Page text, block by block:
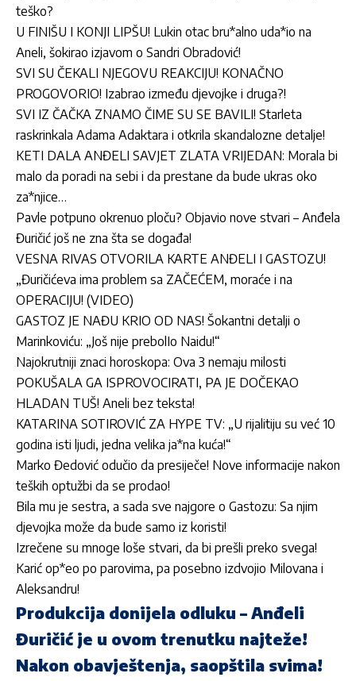
teško?
U FINIŠU I KONJI LIPŠU! Lukin otac bru*alno uda*io na
Aneli, šokirao izjavom o Sandri Obradović!
SVI SU ČEKALI NJEGOVU REAKCIJU! KONAČNO
PROGOVORIO! Izabrao između djevojke i druga?!
SVI IZ ČAČKA ZNAMO ČIME SU SE BAVILI! Starleta
raskrinkala Adama Adaktara i otkrila skandalozne detalje!
KETI DALA ANĐELI SAVJET ZLATA VRIJEDAN: Morala bi
malo da poradi na sebi i da prestane da bude ukras oko
za*njice…
Pavle potpuno okrenuo ploču? Objavio nove stvari – Anđela
Đuričić još ne zna šta se događa!
VESNA RIVAS OTVORILA KARTE ANĐELI I GASTOZU!
„Đuričićeva ima problem sa ZAČEĆEM, moraće i na
OPERACIJU! (VIDEO)
GASTOZ JE NAĐU KRIO OD NAS! Šokantni detalji o
Marinkoviću: „Još nije prebolIo Naidu!“
Najokrutniji znaci horoskopa: Ova 3 nemaju milosti
POKUŠALA GA ISPROVOCIRATI, PA JE DOČEKAO
HLADAN TUŠ! Aneli bez teksta!
KATARINA SOTIROVIĆ ZA HYPE TV: „U rijalitiju su već 10
godina isti ljudi, jedna velika ja*na kuća!“
Marko Đedović odučio da presiječe! Nove informacije nakon
teških optužbi da se prodao!
Bila mu je sestra, a sada sve najgore o Gastozu: Sa njim
djevojka može da bude samo iz koristi!
Izrečene su mnoge loše stvari, da bi prešli preko svega!
Karić op*eo po parovima, pa posebno izdvojio Milovana i
Aleksandru!
Produkcija donijela odluku – Anđeli
Đuričić je u ovom trenutku najteže!
Nakon obavještenja, saopštila svima!